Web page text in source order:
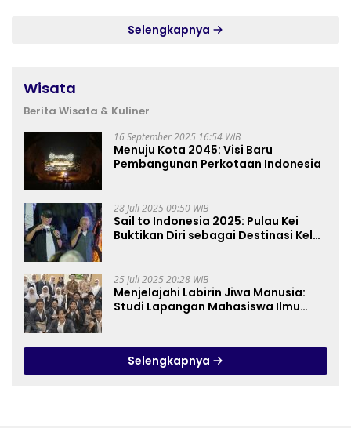
Selengkapnya
Wisata
Berita Wisata & Kuliner
16 September 2025 16:54 WIB
Menuju Kota 2045: Visi Baru
Pembangunan Perkotaan Indonesia
28 Juli 2025 09:50 WIB
Sail to Indonesia 2025: Pulau Kei
Buktikan Diri sebagai Destinasi Kelas
25 Juli 2025 20:28 WIB
Menjelajahi Labirin Jiwa Manusia:
Studi Lapangan Mahasiswa Ilmu
Selengkapnya